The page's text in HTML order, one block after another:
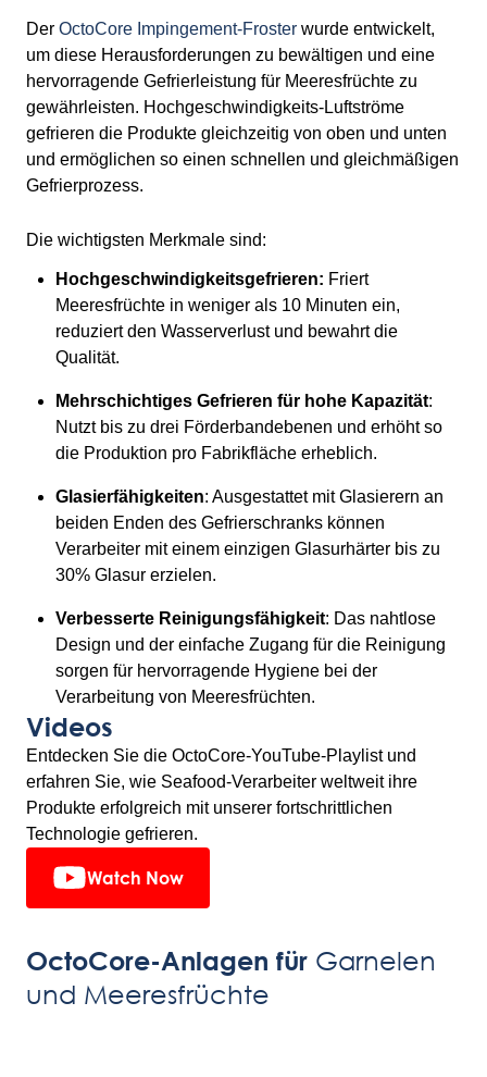
Der OctoCore Impingement-Froster wurde entwickelt,
um diese Herausforderungen zu bewältigen und eine
hervorragende Gefrierleistung für Meeresfrüchte zu
gewährleisten. Hochgeschwindigkeits-Luftströme
gefrieren die Produkte gleichzeitig von oben und unten
und ermöglichen so einen schnellen und gleichmäßigen
Gefrierprozess.
Die wichtigsten Merkmale sind:
Hochgeschwindigkeitsgefrieren: Friert
Meeresfrüchte in weniger als 10 Minuten ein,
reduziert den Wasserverlust und bewahrt die
Qualität.
Mehrschichtiges Gefrieren für hohe Kapazität:
Nutzt bis zu drei Förderbandebenen und erhöht so
die Produktion pro Fabrikfläche erheblich.
Glasierfähigkeiten: Ausgestattet mit Glasierern an
beiden Enden des Gefrierschranks können
Verarbeiter mit einem einzigen Glasurhärter bis zu
30% Glasur erzielen.
Verbesserte Reinigungsfähigkeit: Das nahtlose
Design und der einfache Zugang für die Reinigung
sorgen für hervorragende Hygiene bei der
Verarbeitung von Meeresfrüchten.
Videos
Entdecken Sie die OctoCore-YouTube-Playlist und
erfahren Sie, wie Seafood-Verarbeiter weltweit ihre
Produkte erfolgreich mit unserer fortschrittlichen
Technologie gefrieren.
Watch Now
OctoCore-Anlagen für Garnelen
und Meeresfrüchte